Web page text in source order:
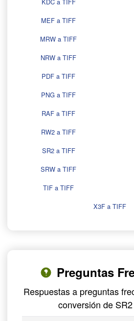
KDC a TIFF
MEF a TIFF
MRW a TIFF
NRW a TIFF
PDF a TIFF
PNG a TIFF
RAF a TIFF
RW2 a TIFF
SR2 a TIFF
SRW a TIFF
TIF a TIFF
X3F a TIFF
Preguntas
Respuestas a preguntas
conversión de